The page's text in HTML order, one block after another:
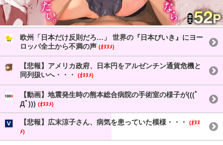
欧州「日本だけ反則だろ…」 世界の『日本びいき』にヨー
ロッパ全土から不満の声 (ｵﾇﾇﾒ)
【悲報】アメリカ政府、日本円をアルゼンチン通貨危機と
同列扱いへ・・・
(ｵﾇﾇﾒ)
【動画】地震発生時の熊本総合病院の手術室の様子が(((ﾟ
Дﾟ))) (ｵﾇﾇﾒ)
【悲報】広末涼子さん、病気を患っていた模様・・・
(ｵﾇﾇ
ﾒ)